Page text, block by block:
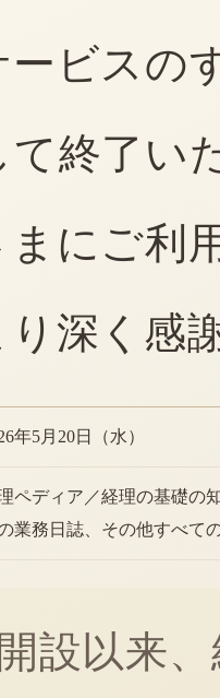
ービスの
て終了い
まにご利
り深く感
年5月20日（水）
ペディア／経理の基礎の
業務日誌、その他すべて
設以来